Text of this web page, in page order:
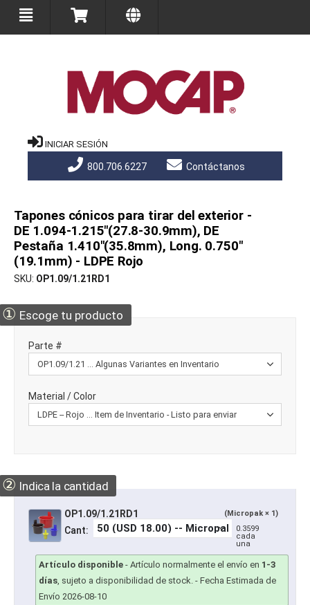
INICIAR SESIÓN
800.706.6227 Contáctanos
Tapones cónicos para tirar del exterior -
DE 1.094-1.215"(27.8-30.9mm), DE
Pestaña 1.410"(35.8mm), Long. 0.750"
(19.1mm) - LDPE Rojo
SKU OP1.09/1.21RD1
① Escoge tu producto
Parte #
Material / Color
② Indica la cantidad
OP1.09/1.21RD1 (Micropak × 1)
Cant:
0.3599
cada
una
Artículo disponible - Artículo normalmente el envío en 1-3
días, sujeto a disponibilidad de stock. - Fecha Estimada de
Envío 2026-08-10